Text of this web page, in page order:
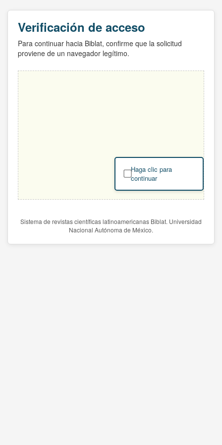
Verificación de acceso
Para continuar hacia Biblat, confirme que la solicitud
proviene de un navegador legítimo.
Haga clic para
continuar
Sistema de revistas científicas latinoamericanas Biblat. Universidad
Nacional Autónoma de México.